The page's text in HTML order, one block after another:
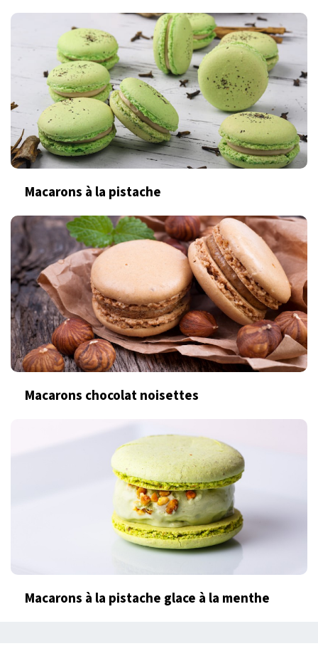
Macarons à la pistache
Macarons chocolat noisettes
Macarons à la pistache glace à la menthe